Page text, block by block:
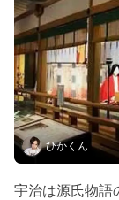
ひかくん
宇治は源氏物語